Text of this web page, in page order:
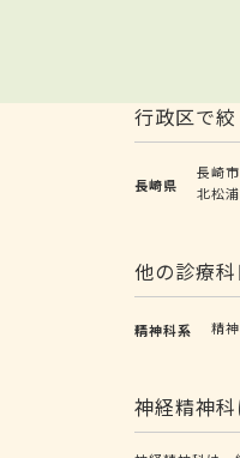
行政区で
長崎県
長崎市
北松
他の診療
精神科系 精
神経精神